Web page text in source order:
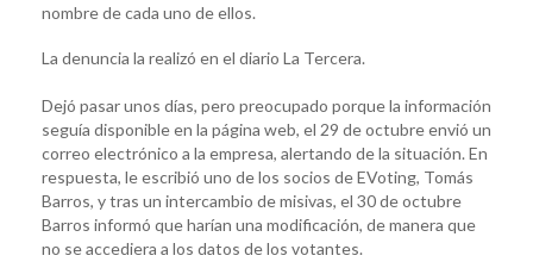
nombre de cada uno de ellos.
La denuncia la realizó en el diario La Tercera.
Dejó pasar unos días, pero preocupado porque la información
seguía disponible en la página web, el 29 de octubre envió un
correo electrónico a la empresa, alertando de la situación. En
respuesta, le escribió uno de los socios de EVoting, Tomás
Barros, y tras un intercambio de misivas, el 30 de octubre
Barros informó que harían una modificación, de manera que
no se accediera a los datos de los votantes.